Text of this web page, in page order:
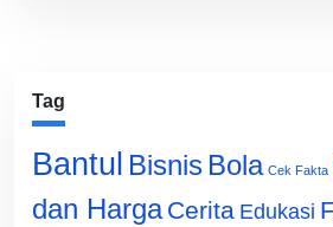
Tag
Bantul Bisnis Bola Cek Fakta
dan Harga Cerita Edukasi